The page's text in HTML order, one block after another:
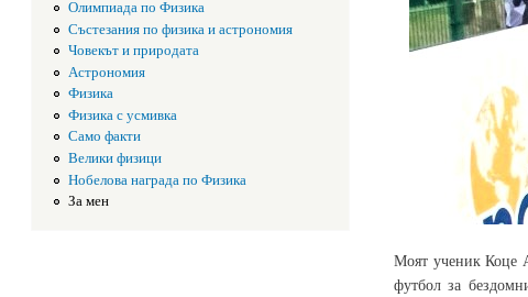
Олимпиада по Физика
Състезания по физика и астрономия
Човекът и природата
Астрономия
Физика
Физика с усмивка
Само факти
Велики физици
Нобелова награда по Физика
За мен
Моят ученик Коце
футбол за